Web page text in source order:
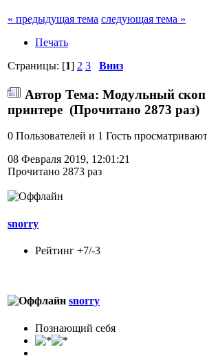
« предыдущая тема следующая тема »
Печать
Страницы: [1] 2 3 Вниз
Автор Тема: Модульный
принтере (Прочитано 2873 раз)
0 Пользователей и 1 Гость
08 Февраля 2019, 12:01:21
Прочитано 2873 раз
snorry
Рейтинг +7/-3
snorry
Познающий себя